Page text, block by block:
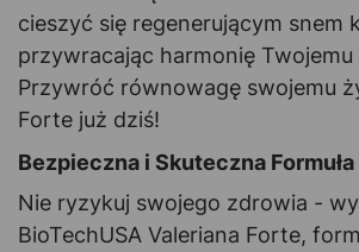
cieszyć się regenerującym snem
przywracając harmonię
Przywróć równowagę swojemu
Forte już dziś!
Bezpieczna i Skuteczna Formuła
Nie ryzykuj swojego zdrowia -
BioTechUSA Valeriana Forte,